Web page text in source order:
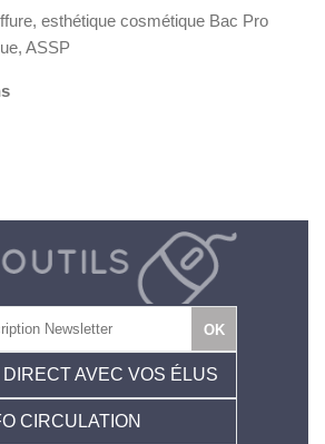
esthétique cosmétique Bac Pro
ASSP
DIRECT AVEC VOS ÉLUS
CIRCULATION